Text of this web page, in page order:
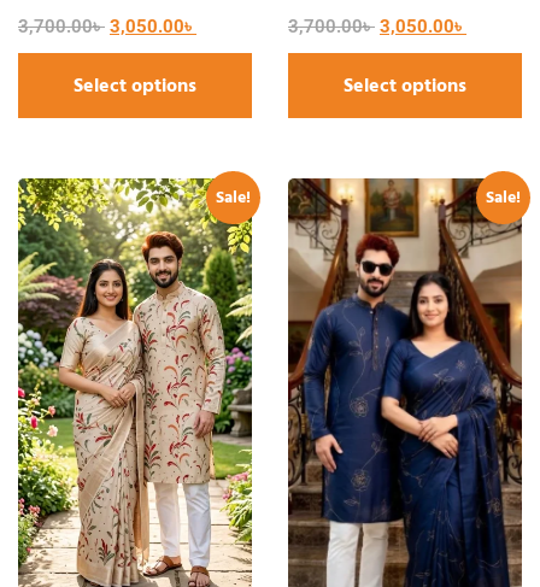
3,700.00৳ 3,050.00৳
Select options
3,700.00৳ 3,050.00৳
Select options
Sale! Sale!